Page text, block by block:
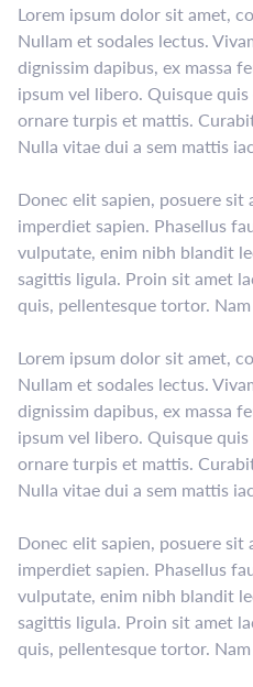
Lorem ipsum dolor sit amet,
Nullam et sodales lectus.
dignissim dapibus, ex massa
ipsum vel libero. Quisque
ornare turpis et mattis.
Nulla vitae dui a sem mattis
Donec elit sapien, posuere
imperdiet sapien. Phasellus
vulputate, enim nibh blandit
sagittis ligula. Proin sit amet
quis, pellentesque tortor.
Lorem ipsum dolor sit amet,
Nullam et sodales lectus.
dignissim dapibus, ex massa
ipsum vel libero. Quisque
ornare turpis et mattis.
Nulla vitae dui a sem mattis
Donec elit sapien, posuere
imperdiet sapien. Phasellus
vulputate, enim nibh blandit
sagittis ligula. Proin sit amet
quis, pellentesque tortor.